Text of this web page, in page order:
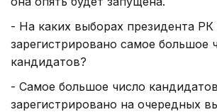
- На каких выборах президента РК
зарегистрировано самое большое
кандидатов?
- Самое большое число
зарегистрировано на очередных